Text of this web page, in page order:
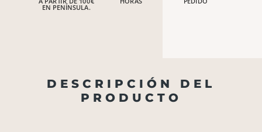
EN PENÍNSULA.
DESCRIPCIÓN DEL
PRODUCTO